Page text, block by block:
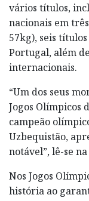
vários títulos,
nacionais em
57kg), seis
Portugal, além
internacionais.
“Um dos seus
Jogos Olímpicos
campeão
Uzbequistão,
notável”, lê-se
Nos Jogos
história ao